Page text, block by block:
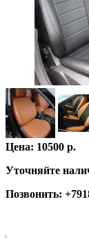
Цена: 10500 р.
Уточняйте
Позвонить: